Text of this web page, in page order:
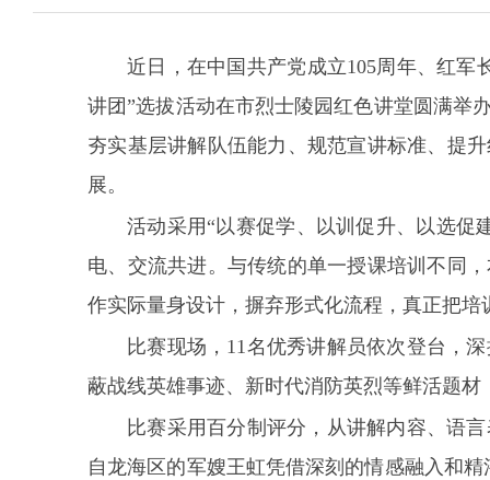
近日，在中国共产党成立105周年、红军
讲团”选拔活动在市烈士陵园红色讲堂圆满举
夯实基层讲解队伍能力、规范宣讲标准、提
展。
活动采用“以赛促学、以训促升、以选促
电、交流共进。与传统的单一授课培训不同
作实际量身设计，摒弃形式化流程，真正把培
比赛现场，11名优秀讲解员依次登台，
蔽战线英雄事迹、新时代消防英烈等鲜活题
比赛采用百分制评分，从讲解内容、语
自龙海区的军嫂王虹凭借深刻的情感融入和